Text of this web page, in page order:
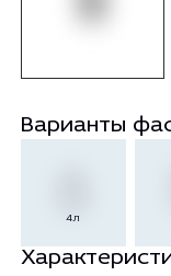
Варианты
4л